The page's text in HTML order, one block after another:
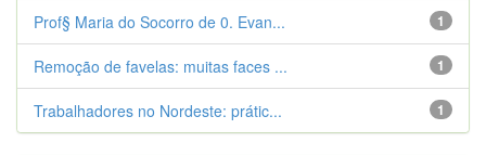
1
Prof§ Maria do Socorro de 0. Evan...
1
Remoção de favelas: muitas faces ...
1
Trabalhadores no Nordeste: prátic...